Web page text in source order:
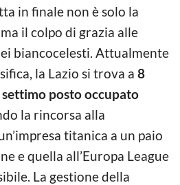
in finale non è solo la
il colpo di grazia alle
biancocelesti. Attualmente
la Lazio si trova a 8
posto occupato
la rincorsa alla
titanica a un paio
e quella all’Europa League
La gestione della